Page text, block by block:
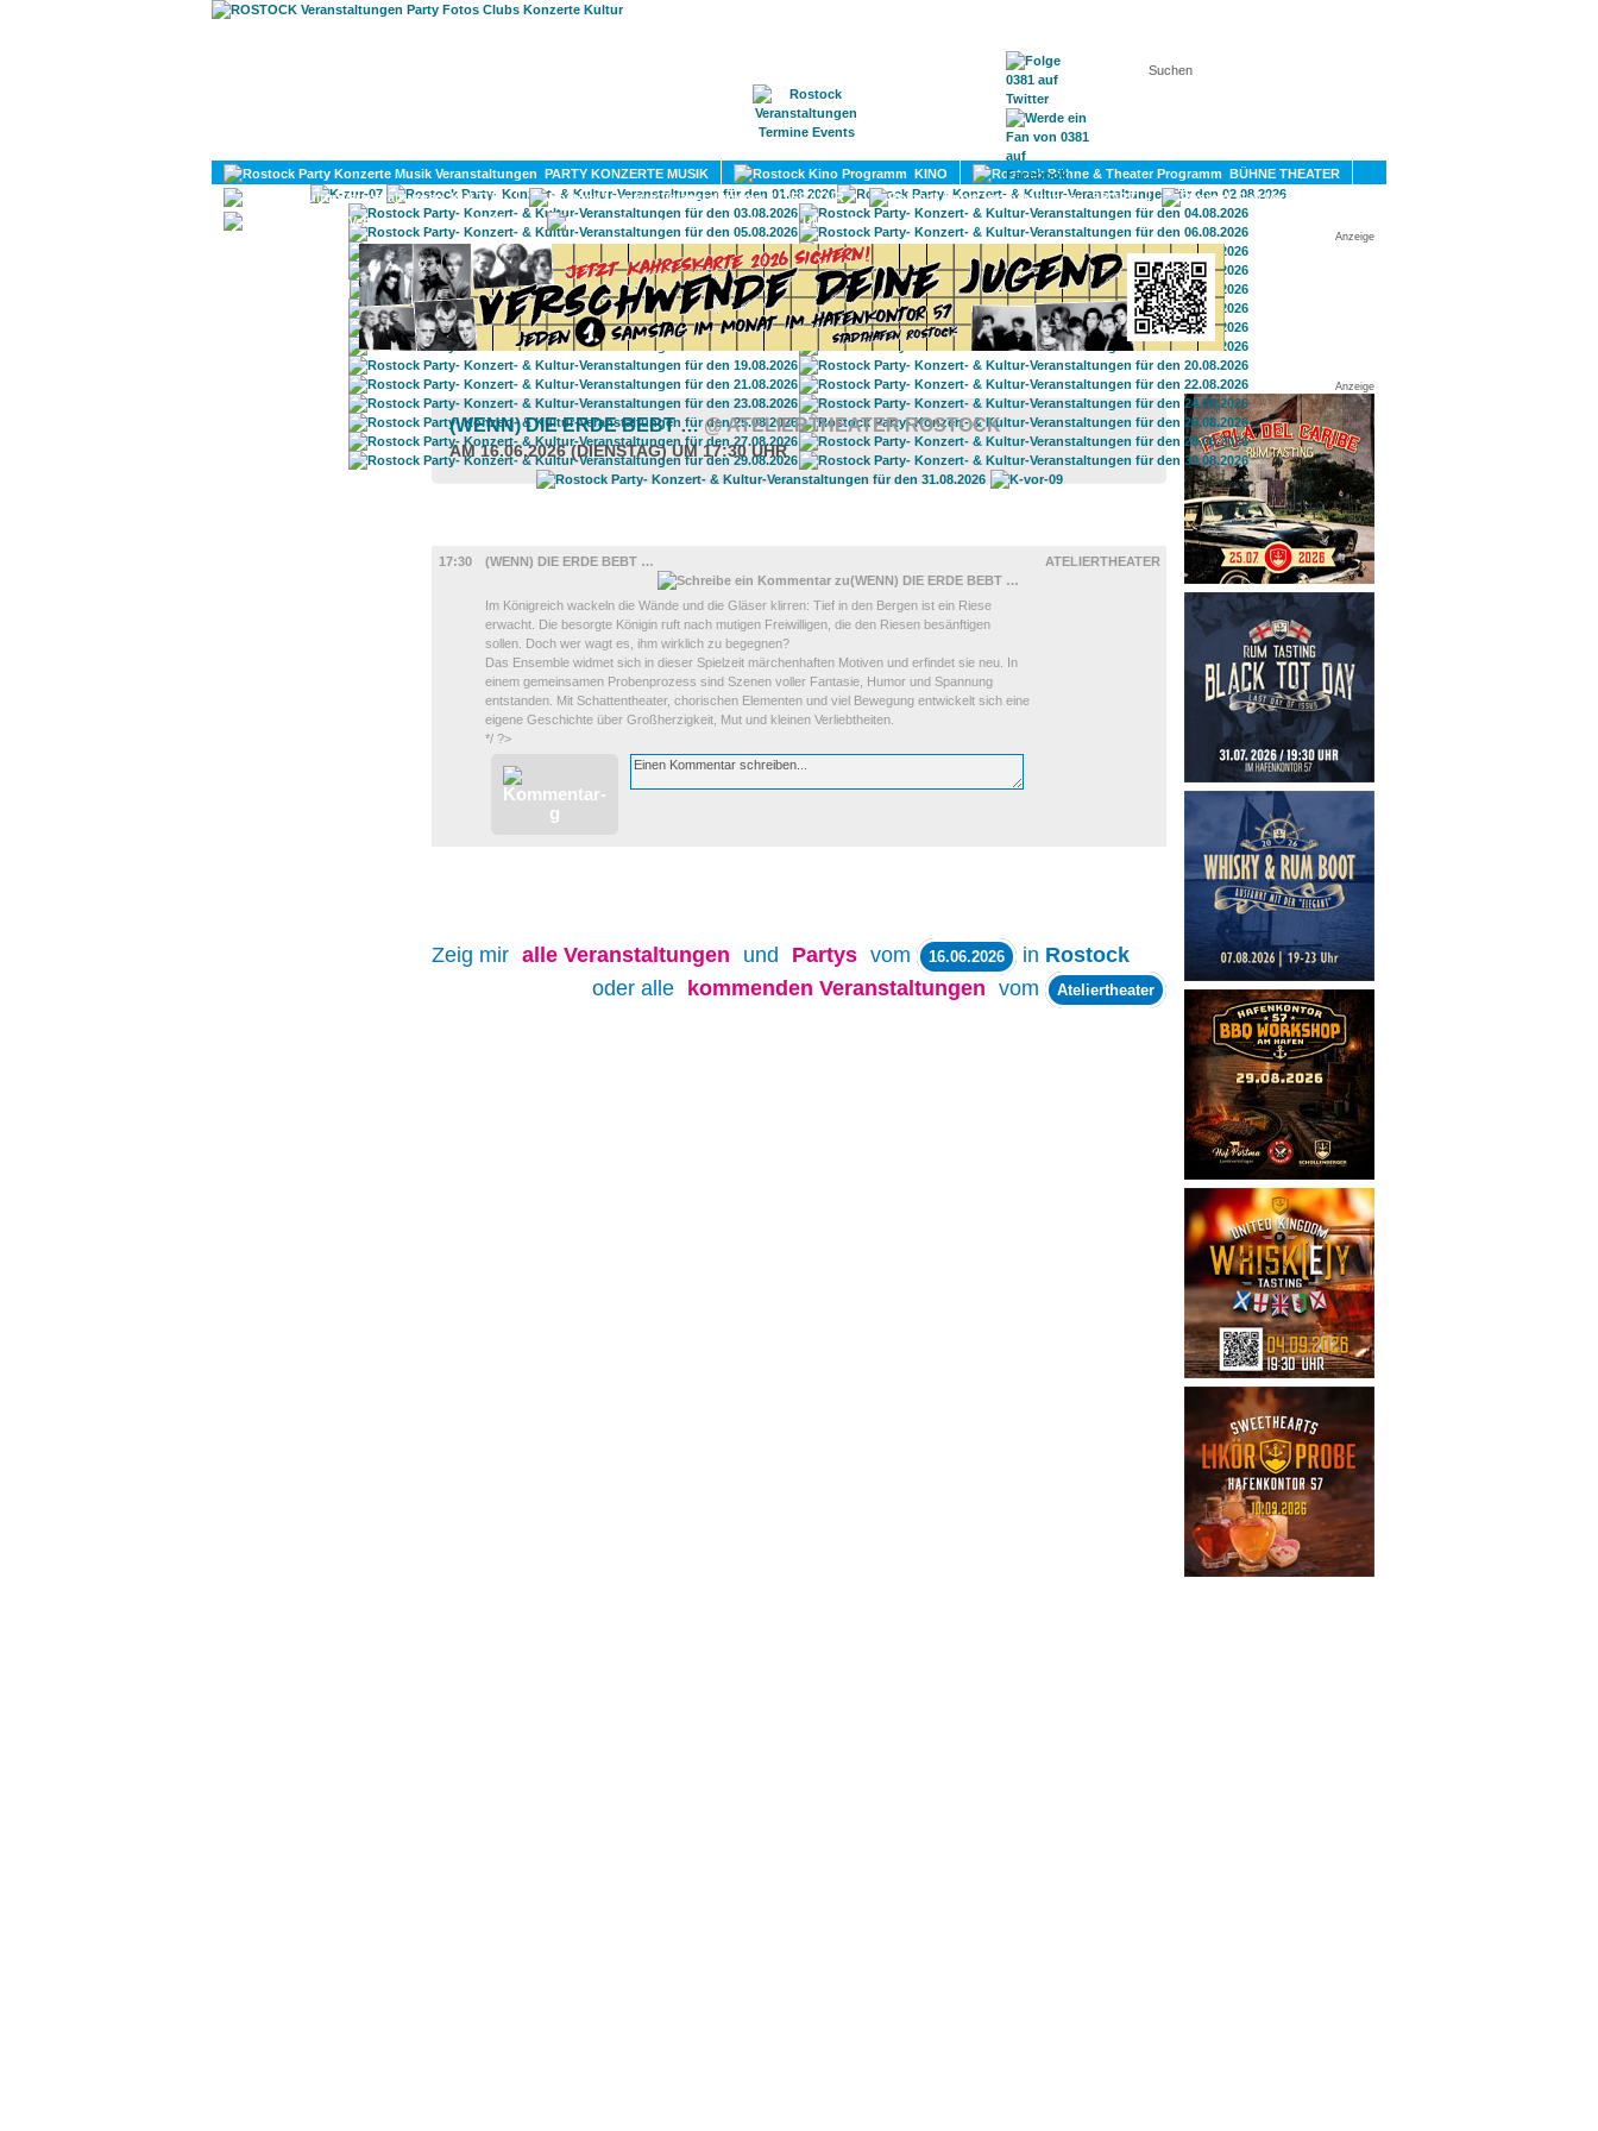
KONTAKT
PARTY KONZERTE MUSIK KINO
BÜHNE THEATER
KULTUR
LITERATUR SPORT
DIVERSES
UMLAND
Anzeige
Anzeige
(WENN) DIE ERDE BEBT …@ ATELIERTHEATER ROSTOCK
AM 16.06.2026 (DIENSTAG) UM 17:30 UHR
17:30
(WENN) DIE ERDE BEBT … ATELIERTHEATER
Im Königreich wackeln die Wände und die Gläser klirren: Tief in den Bergen ist ein Riese
erwacht. Die besorgte Königin ruft nach mutigen Freiwilligen, die den Riesen besänftigen
sollen. Doch wer wagt es, ihm wirklich zu begegnen?
Das Ensemble widmet sich in dieser Spielzeit märchenhaften Motiven und erfindet sie neu. In
einem gemeinsamen Probenprozess sind Szenen voller Fantasie, Humor und Spannung
entstanden. Mit Schattentheater, chorischen Elementen und viel Bewegung entwickelt sich eine
eigene Geschichte über Großherzigkeit, Mut und kleinen Verliebtheiten.
*/ ?>
Zeig mir alle Veranstaltungen und Partys vom 16.06.2026 in Rostock
oder alle
kommenden Veranstaltungen vom Ateliertheater